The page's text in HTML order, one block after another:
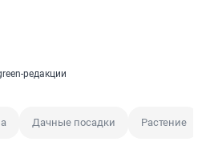
редакции
Дачные посадки Растение